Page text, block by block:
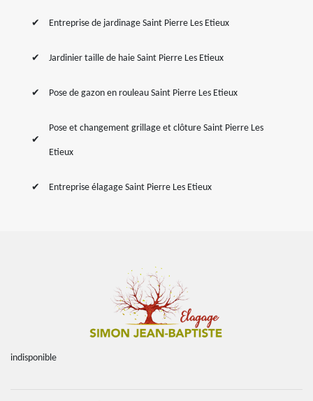
Entreprise de jardinage Saint Pierre Les Etieux
Jardinier taille de haie Saint Pierre Les Etieux
Pose de gazon en rouleau Saint Pierre Les Etieux
Pose et changement grillage et clôture Saint Pierre Les
Etieux
Entreprise élagage Saint Pierre Les Etieux
indisponible